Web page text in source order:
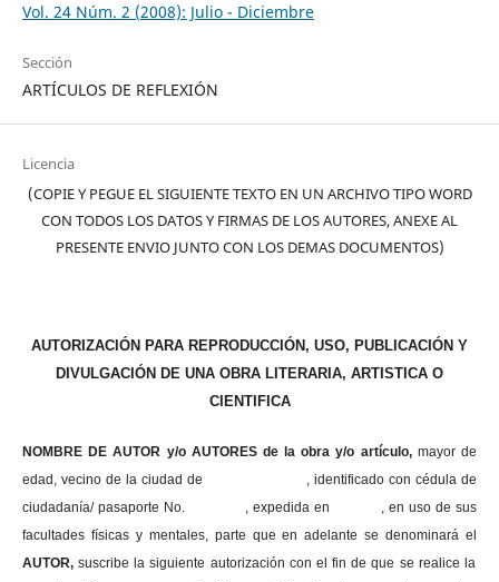
Vol. 24 Núm. 2 (2008): Julio - Diciembre
Sección
ARTÍCULOS DE REFLEXIÓN
Licencia
(COPIE Y PEGUE EL SIGUIENTE TEXTO EN UN ARCHIVO TIPO WORD
CON TODOS LOS DATOS Y FIRMAS DE LOS AUTORES, ANEXE AL
PRESENTE ENVIO JUNTO CON LOS DEMAS DOCUMENTOS)
AUTORIZACIÓN PARA REPRODUCCIÓN, USO, PUBLICACIÓN Y
DIVULGACIÓN DE UNA OBRA LITERARIA, ARTISTICA O
CIENTIFICA
NOMBRE DE AUTOR y/o AUTORES de la obra y/o artículo, mayor de
edad, vecino de la ciudad de , identificado con cédula de
ciudadanía/ pasaporte No. , expedida en , en uso de sus
facultades físicas y mentales, parte que en adelante se denominará el
AUTOR,suscribe la siguiente autorización con el fin de que se realice la